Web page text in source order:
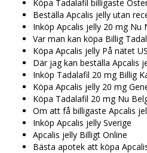
Köpa Tadalafil billigaste
Beställa Apcalis jelly utan
Inköp Apcalis jelly 20 mg Nu
Var man kan köpa Billig
Köpa Apcalis jelly På nätet
Där jag kan beställa Apcalis
Inköp Tadalafil 20 mg Billig
Köpa Apcalis jelly 20 mg
Köpa Tadalafil 20 mg Nu
Om att få billigaste Apcalis
Inköp Apcalis jelly Sverige
Apcalis jelly Billigt Online
Bästa apotek att köpa